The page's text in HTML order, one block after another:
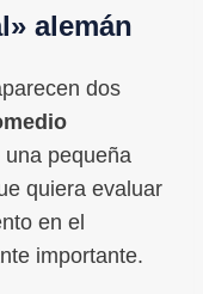
alemán
dos
una pequeña
quiera evaluar
en el
importante.